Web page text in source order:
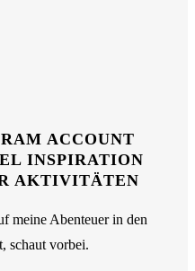
ACCOUNT
INSPIRATION
AKTIVITÄTEN
meine Abenteuer in den
schaut vorbei.